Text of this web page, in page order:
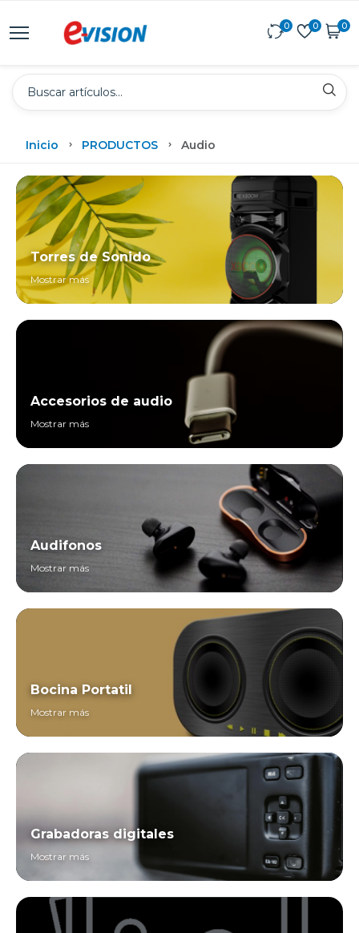
0 0 0
Inicio PRODUCTOS Audio
Torres de Sonido
Mostrar más
Accesorios de audio
Mostrar más
Audifonos
Mostrar más
Bocina Portatil
Mostrar más
Grabadoras digitales
Mostrar más